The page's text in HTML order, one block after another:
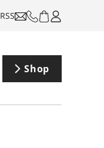
RSS
Shop